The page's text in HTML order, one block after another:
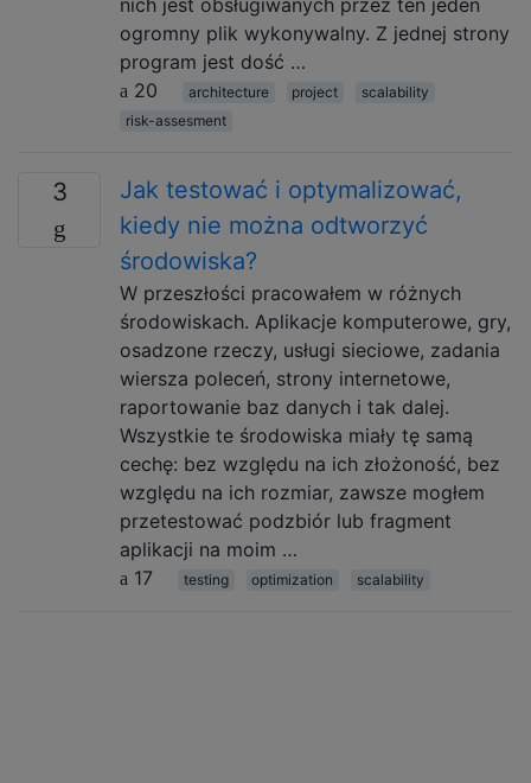
nich jest obsługiwanych przez ten jeden
ogromny plik wykonywalny. Z jednej strony
program jest dość …
20
architecture project
scalability
risk-assesment
3
Jak testować i optymalizować,
kiedy nie można odtworzyć
środowiska?
W przeszłości pracowałem w różnych
środowiskach. Aplikacje komputerowe, gry,
osadzone rzeczy, usługi sieciowe, zadania
wiersza poleceń, strony internetowe,
raportowanie baz danych i tak dalej.
Wszystkie te środowiska miały tę samą
cechę: bez względu na ich złożoność, bez
względu na ich rozmiar, zawsze mogłem
przetestować podzbiór lub fragment
aplikacji na moim …
17
testing optimization scalability